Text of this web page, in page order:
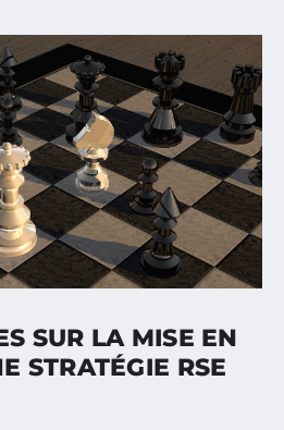
SUR LA MISE EN
STRATÉGIE RSE